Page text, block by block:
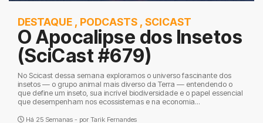
DESTAQUE , PODCASTS , SCICAST
O Apocalipse dos Insetos
(SciCast #679)
No Scicast dessa semana exploramos o universo fascinante dos
insetos — o grupo animal mais diverso da Terra — entendendo o
que define um inseto, sua incrível biodiversidade e o papel essencial
que desempenham nos ecossistemas e na economia...
Há 25 Semanas - por Tarik Fernandes